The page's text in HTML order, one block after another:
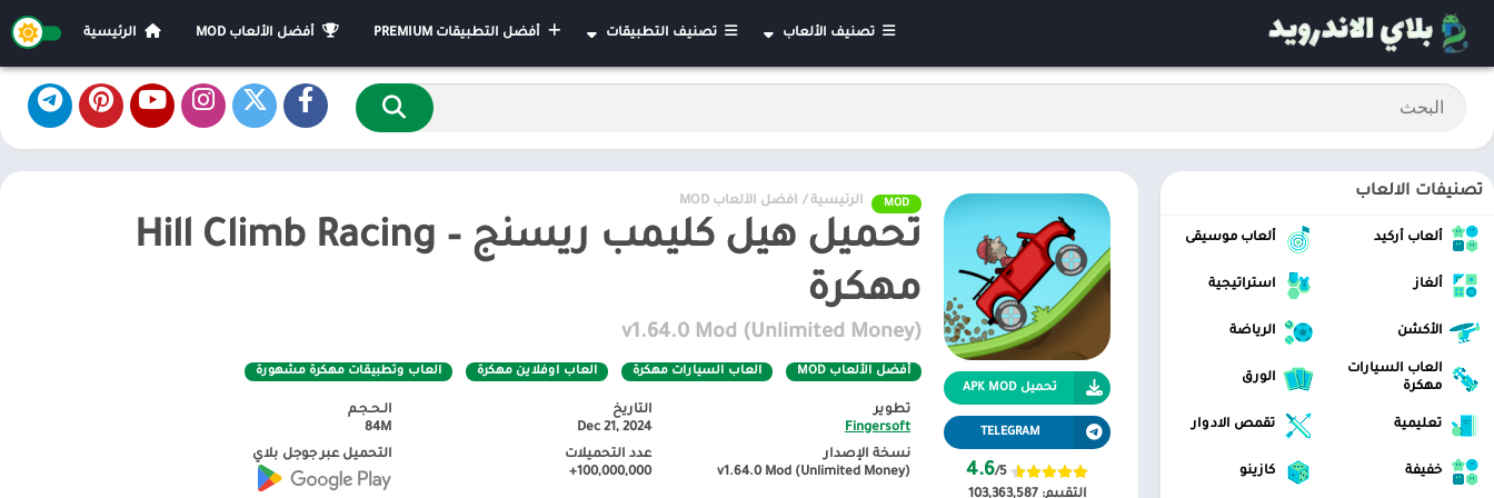
تصنيف الألعاب
الأكشن
ألغاز
الرياضة
الورق
تعليمية
لوحة
تقمص الادوار
كلمات
كازينو
مغامرات
خفيفة
تصنيف التطبيقات
أعمال
الاتصال
التعليم
الجمال
الأحداث
الأخبار والمجلات
الأهل والأطفال
الخرائط والتنقل
أفضل التطبيقات PREMIUM أفضل الألعاب MOD الرئيسية
MOD الرئيسية / أفضل الألعاب MOD
تحميل هيل كليمب ريسنج – Hill Climb Racing
مهكرة
v1.64.0 Mod (Unlimited Money)
أفضل الألعاب MOD العاب السيارات مهكرة العاب اوفلاين مهكرة
العاب وتطبيقات مهكرة مشهورة
تحميل APK MOD
TELEGRAM
4.6/5
تطوير
Fingersoft
التاريخ
Dec 21, 2024
الـحـجـم
84M
نسخة الإصدار
v1.64.0 Mod (Unlimited Money)
عدد التحميلات
100,000,000+
التحميل عبر جوجل بلاي
تصنيفات الالعاب
ألعاب أركيد ألعاب موسيقى
ألغاز استراتيجية
الأكشن الرياضة
العاب السيارات
مهكرة
الورق
تعليمية تقمص الادوار
خفيفة كازينو